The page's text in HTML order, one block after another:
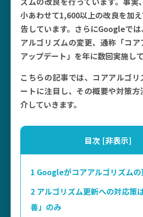
小あわせて1,600以上の改良を加
告しています。さらにGoogleで
アルゴリズムの変更、通称「コ
アップデート」を年に数回実施して
こちらの記事では、コアアルゴ
ートに注目し、その概要や対策
介していきます。
目次 [非表示]
1 Googleがコアアルゴリズム
2 アルゴリズム更新への対応策
善」のみ